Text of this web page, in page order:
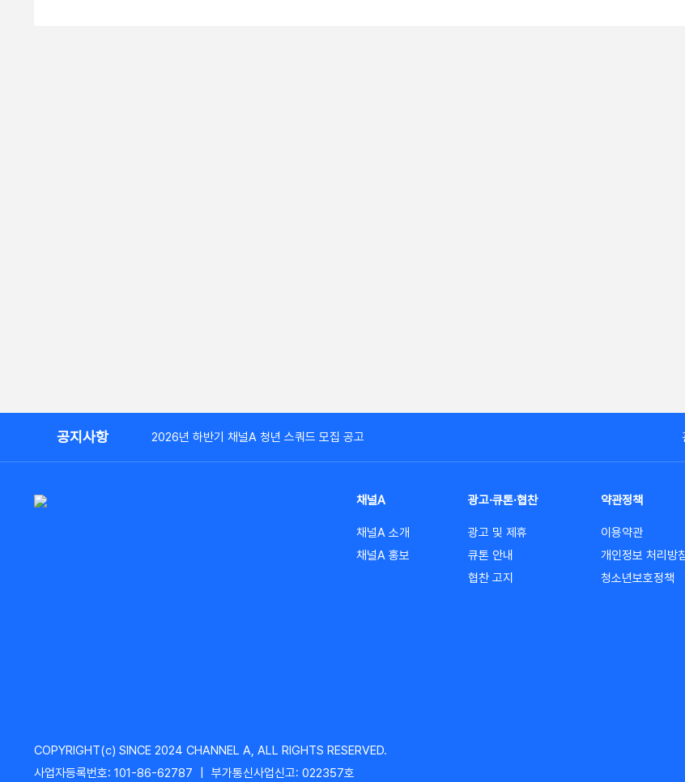
공지사항 2026년 하반기 채널A 청년 스쿼드 모집 공고
채널A
채널A 소개
채널A 홍보
광고·큐톤·협찬
광고 및 제휴
큐톤 안내
협찬 고지
약관정책
이용약관
개인정보 처리방
청소년보호정책
COPYRIGHT(c) SINCE 2024 CHANNEL A, ALL RIGHTS RESERVED.
사업자등록번호: 101-86-62787
부가통신사업신고: 022357호